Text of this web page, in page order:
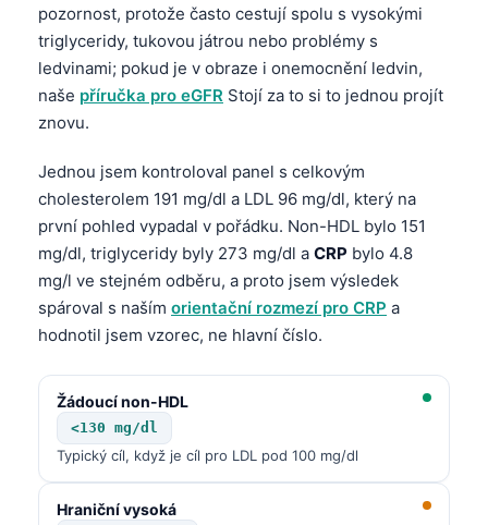
pozornost, protože často cestují spolu s vysokými
triglyceridy, tukovou játrou nebo problémy s
ledvinami; pokud je v obraze i onemocnění ledvin,
naše příručka pro eGFR Stojí za to si to jednou projít
znovu.
Jednou jsem kontroloval panel s celkovým
cholesterolem 191 mg/dl a LDL 96 mg/dl, který na
první pohled vypadal v pořádku. Non-HDL bylo 151
mg/dl, triglyceridy byly 273 mg/dl a CRP bylo 4.8
mg/l ve stejném odběru, a proto jsem výsledek
spároval s naším orientační rozmezí pro CRP a
hodnotil jsem vzorec, ne hlavní číslo.
Žádoucí non-HDL
<130 mg/dl
Typický cíl, když je cíl pro LDL pod 100 mg/dl
Hraniční vysoká
සිංහල
অসমীয়া
Galego
Latviešu valoda
Gàidhlig
Occitan
Afrikaans
ພາສາລາວ
Basa Jawa
Cebuano